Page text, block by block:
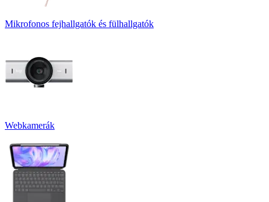
Mikrofonos fejhallgatók és fülhallgatók
Webkamerák